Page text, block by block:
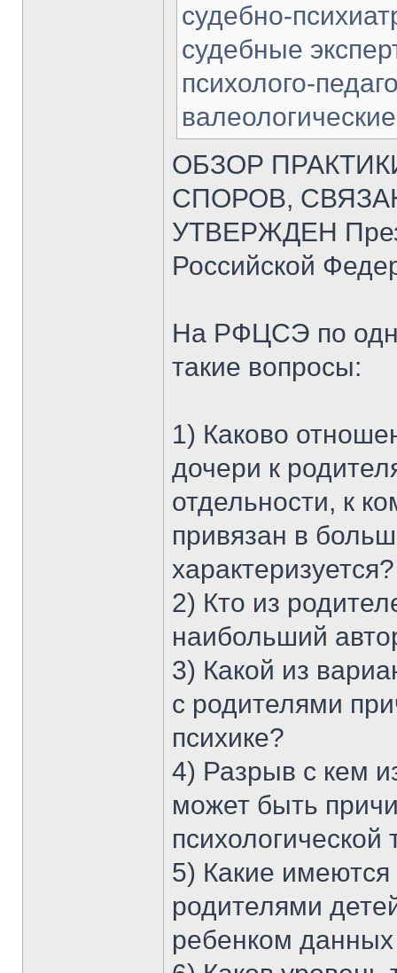
судебно-
судебные
психолого-
ОБЗОР
СПОРОВ,
УТВЕРЖДЕН
Российской
На РФЦСЭ по
такие вопросы:
1) Каково
дочери к
отдельности, к
привязан в
характеризуется?
2) Кто из
наибольший
3) Какой из
с родителями
психике?
4) Разрыв с кем
может быть
5) Какие
родителями
ребенком